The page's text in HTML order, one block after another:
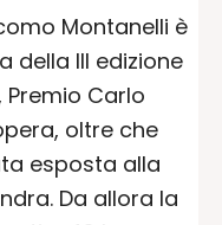
Montanelli è
della III edizione
Premio Carlo
oltre che
esposta alla
Da allora la